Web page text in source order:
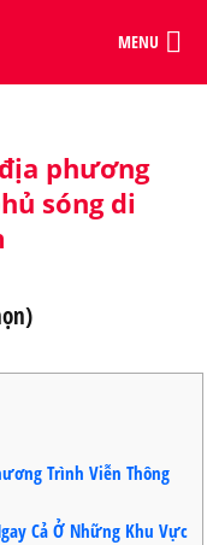
MENU
phương
sóng di
Trình Viễn Thông
Cả Ở Những Khu Vực